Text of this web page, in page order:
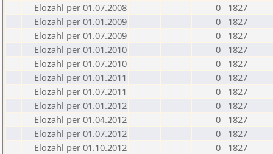
Elozahl per 01.07.2008
0
1827
Elozahl per 01.01.2009
0
1827
Elozahl per 01.07.2009
0
1827
Elozahl per 01.01.2010
0
1827
Elozahl per 01.07.2010
0
1827
Elozahl per 01.01.2011
0
1827
Elozahl per 01.07.2011
0
1827
Elozahl per 01.01.2012
0
1827
Elozahl per 01.04.2012
0
1827
Elozahl per 01.07.2012
0
1827
Elozahl per 01.10.2012
0
1827